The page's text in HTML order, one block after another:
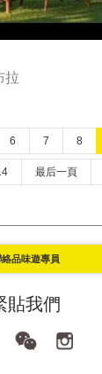
拉
6 7 8
最后一頁
品味遊專員
貼我們